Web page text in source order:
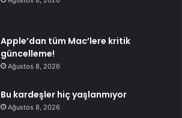
Apple’dan tüm Mac’lere kritik
güncelleme!
Ağustos 8, 2026
Bu kardeşler hiç yaşlanmıyor
Ağustos 8, 2026